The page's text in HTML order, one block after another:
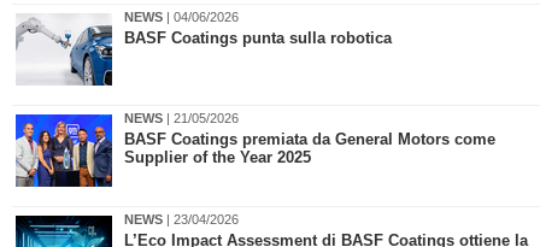
NEWS | 04/06/2026
BASF Coatings punta sulla robotica
NEWS | 21/05/2026
BASF Coatings premiata da General Motors come
Supplier of the Year 2025
NEWS | 23/04/2026
​L’Eco Impact Assessment di BASF Coatings ottiene la